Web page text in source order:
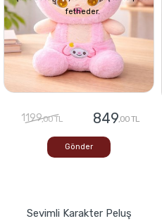
fetheder.
1199,00 TL 849,00 TL
Gönder
Sevimli Karakter Peluş